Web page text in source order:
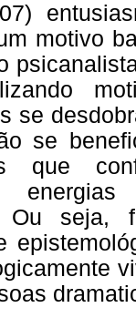
motivo
se
se
que
Ou